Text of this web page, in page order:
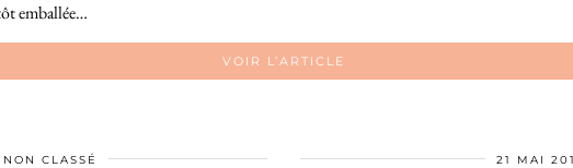
emballée…
VOIR L’ARTICLE
NON CLASSÉ 21 MAI